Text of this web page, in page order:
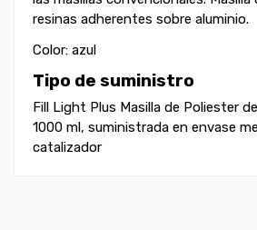
resinas adherentes sobre aluminio.
Color: azul
Tipo de suministro
Fill Light Plus Masilla de Poliester
1000 ml, suministrada en envase
catalizador